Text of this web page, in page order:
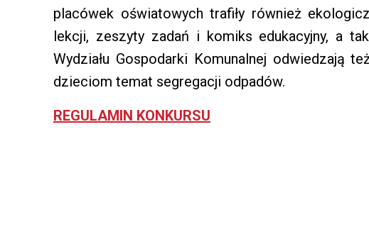
placówek oświatowych trafiły również
lekcji, zeszyty zadań i komiks edukacyjny, a
Wydziału Gospodarki Komunalnej odwiedzają
dzieciom temat segregacji odpadów.
REGULAMIN KONKURSU